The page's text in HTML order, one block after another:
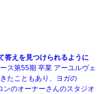
答えを見つけられるように
ス第55期 卒業 アーユルヴェ
たこともあり、ヨガの
ンのオーナーさんのスタジオ